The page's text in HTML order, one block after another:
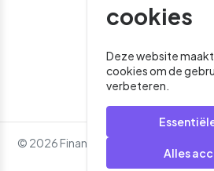
cookies
Deze website
cookies om de
verbeteren.
Alles
© 2026 Financial Media. Alle rechten
Roger